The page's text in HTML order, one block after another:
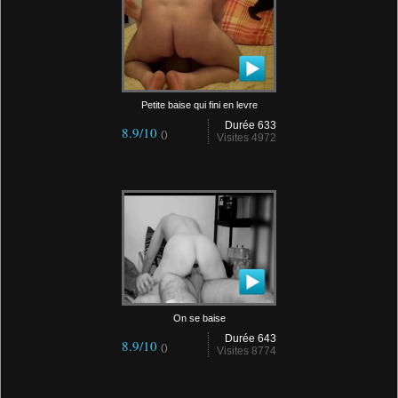
Petite baise qui fini en levre
Durée 633
Visites 4972
8.9/10 ()
On se baise
Durée 643
Visites 8774
8.9/10 ()